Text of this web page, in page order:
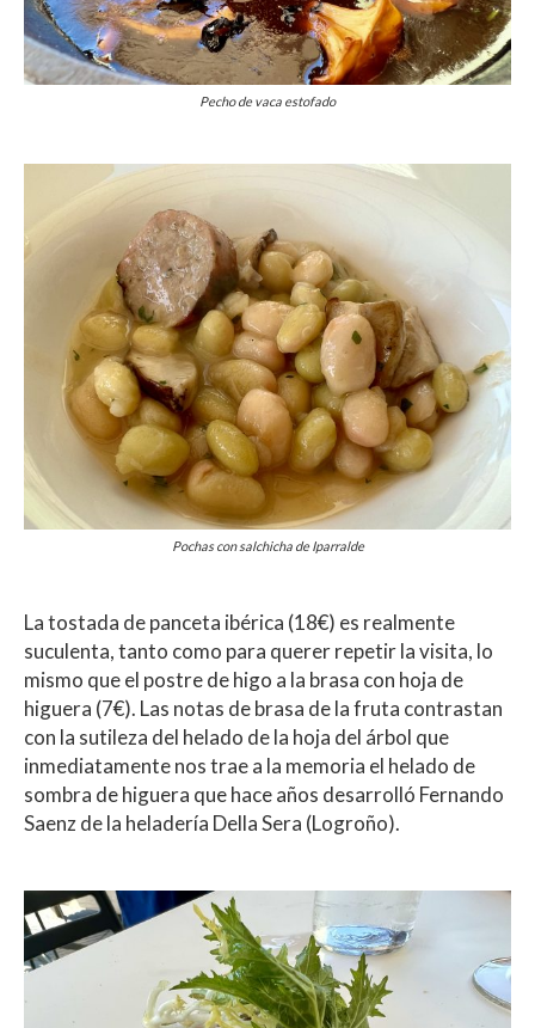
Pecho de vaca estofado
Pochas con salchicha de Iparralde
La tostada de panceta ibérica (18€) es realmente
suculenta, tanto como para querer repetir la visita, lo
mismo que el postre de higo a la brasa con hoja de
higuera (7€). Las notas de brasa de la fruta contrastan
con la sutileza del helado de la hoja del árbol que
inmediatamente nos trae a la memoria el helado de
sombra de higuera que hace años desarrolló Fernando
Saenz de la heladería Della Sera (Logroño).